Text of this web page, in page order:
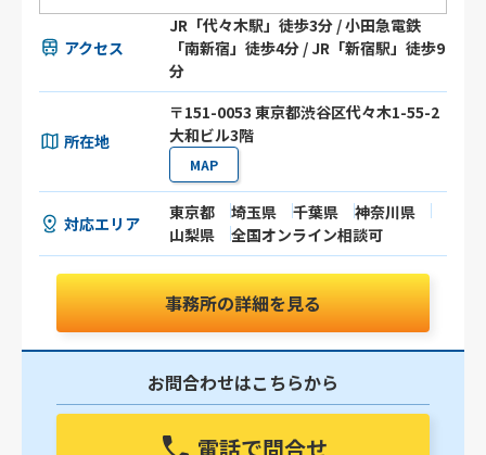
アクセス
JR「代々木駅」徒歩3分 / 小田急電鉄
「南新宿」徒歩4分 / JR「新宿駅」徒歩9
分
所在地
〒151-0053 東京都渋谷区代々木1-55-2
大和ビル3階
MAP
対応エリア
東京都 埼玉県 千葉県
神奈川県
山梨県
全国オンライン相談可
事務所の詳細を見る
お問合わせはこちらから
電話で問合せ